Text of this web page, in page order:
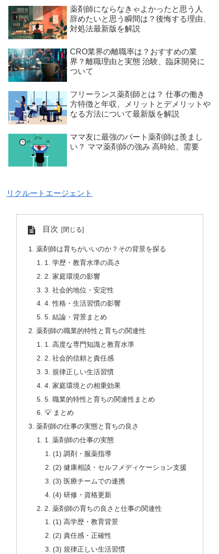
薬剤師にならなきゃよかったと思う人
辞めたいと思う瞬間は？後悔する理由、
対処法最新版を解説
CRO業界の離職率は？おすすめの業
界？離職理由と実態 治験、臨床開発に
ついて
フリーランス薬剤師とは？ 仕事の働き
方特徴と年収、メリットとデメリットや
なる方法について最新版を解説
ママ友に最強のパート薬剤師は羨まし
い？ ママ薬剤師の強み 高時給、需要
リクルートエージェント
目次
薬剤師は育ちがいいのか？その背景を探る
1. 学歴・教育水準の高さ
2. 家庭環境の影響
3. 社会的地位・安定性
4. 性格・生活習慣の影響
5. 結論・背景まとめ
薬剤師の職業的特性と育ちの関連性
1. 高度な専門知識と教育水準
2. 社会的信頼と責任感
3. 規律正しい生活習慣
4. 家庭環境との相乗効果
5. 職業的特性と育ちの関連性まとめ
💡 まとめ
薬剤師の仕事の実態と育ちの良さ
1. 薬剤師の仕事の実態
(1) 調剤・服薬指導
(2) 健康相談・セルフメディケーション支援
(3) 医療チームでの連携
(4) 研修・資格更新
2. 薬剤師の育ちの良さと仕事の関連性
(1) 高学歴・教育背景
(2) 責任感・正確性
(3) 規律正しい生活習慣